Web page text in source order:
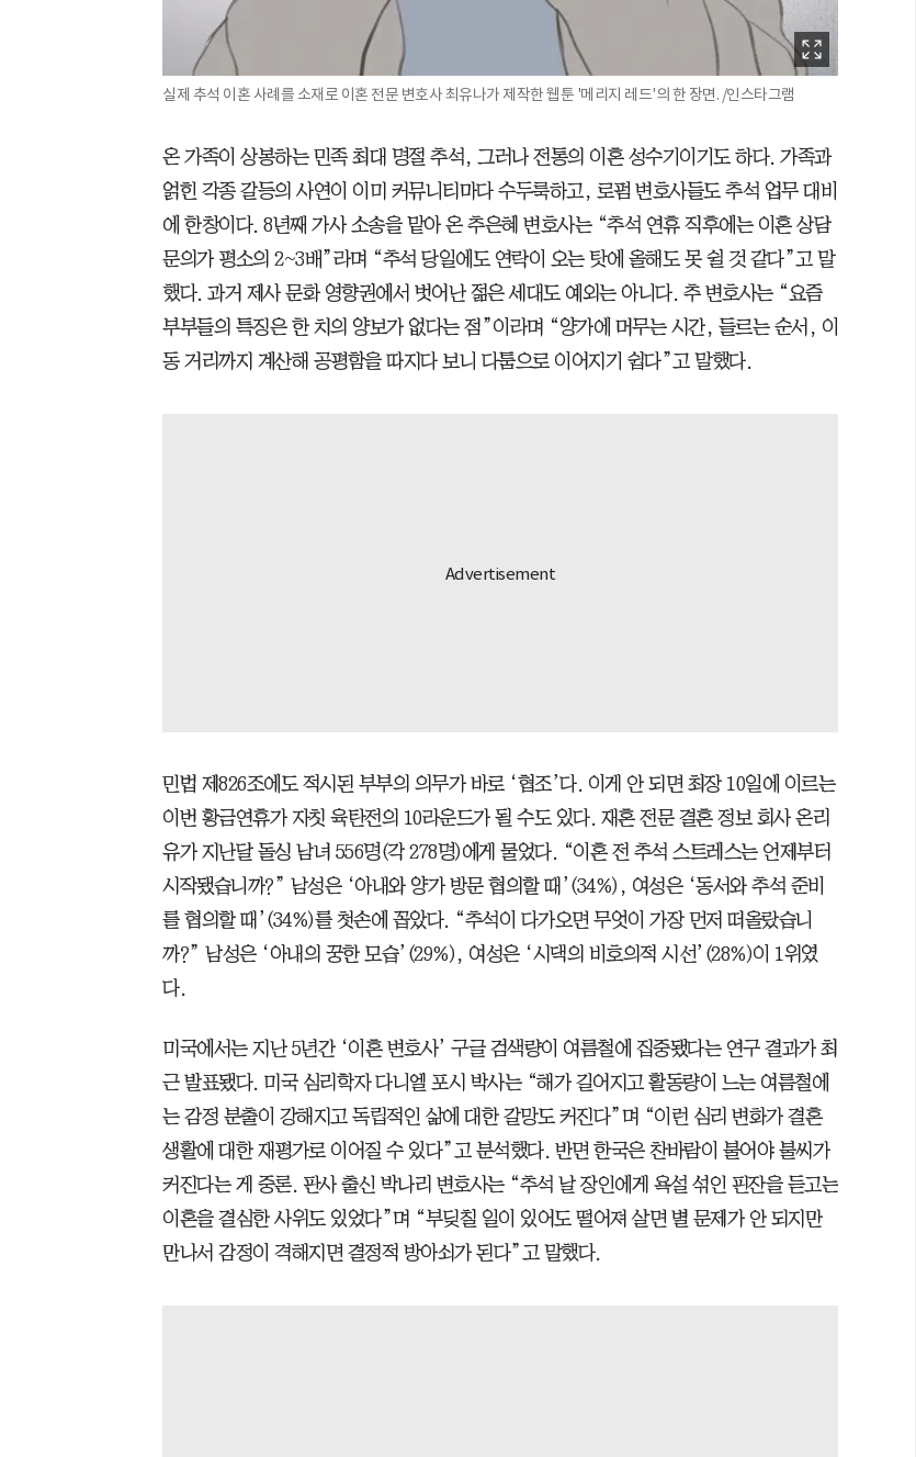
실제 추석 이혼 사례를 소재로 이혼 전문 변호사 최유나가 제작한 웹툰 '메리지 레드'의 한 장면. /인스타그램
온 가족이 상봉하는 민족 최대 명절 추석, 그러나 전통의 이혼 성수기이기도 하다. 가족과
얽힌 각종 갈등의 사연이 이미 커뮤니티마다 수두룩하고, 로펌 변호사들도 추석 업무 대비
에 한창이다. 8년째 가사 소송을 맡아 온 추은혜 변호사는 “추석 연휴 직후에는 이혼 상담
문의가 평소의 2~3배”라며 “추석 당일에도 연락이 오는 탓에 올해도 못 쉴 것 같다”고 말
했다. 과거 제사 문화 영향권에서 벗어난 젊은 세대도 예외는 아니다. 추 변호사는 “요즘
부부들의 특징은 한 치의 양보가 없다는 점”이라며 “양가에 머무는 시간, 들르는 순서, 이
동 거리까지 계산해 공평함을 따지다 보니 다툼으로 이어지기 쉽다”고 말했다.
민법 제826조에도 적시된 부부의 의무가 바로 ‘협조’다. 이게 안 되면 최장 10일에 이르는
이번 황금연휴가 자칫 육탄전의 10라운드가 될 수도 있다. 재혼 전문 결혼 정보 회사 온리
유가 지난달 돌싱 남녀 556명(각 278명)에게 물었다. “이혼 전 추석 스트레스는 언제부터
시작됐습니까?” 남성은 ‘아내와 양가 방문 협의할 때’(34%), 여성은 ‘동서와 추석 준비
를 협의할 때’(34%)를 첫손에 꼽았다. “추석이 다가오면 무엇이 가장 먼저 떠올랐습니
까?” 남성은 ‘아내의 꿍한 모습’(29%), 여성은 ‘시댁의 비호의적 시선’(28%)이 1위였
다.
미국에서는 지난 5년간 ‘이혼 변호사’ 구글 검색량이 여름철에 집중됐다는 연구 결과가 최
근 발표됐다. 미국 심리학자 다니엘 포시 박사는 “해가 길어지고 활동량이 느는 여름철에
는 감정 분출이 강해지고 독립적인 삶에 대한 갈망도 커진다”며 “이런 심리 변화가 결혼
생활에 대한 재평가로 이어질 수 있다”고 분석했다. 반면 한국은 찬바람이 불어야 불씨가
커진다는 게 중론. 판사 출신 박나리 변호사는 “추석 날 장인에게 욕설 섞인 핀잔을 듣고는
이혼을 결심한 사위도 있었다”며 “부딪칠 일이 있어도 떨어져 살면 별 문제가 안 되지만
만나서 감정이 격해지면 결정적 방아쇠가 된다”고 말했다.